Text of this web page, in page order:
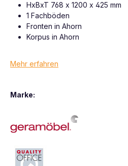
HxBxT 768 x 1200 x 425 mm
1 Fachböden
Fronten in Ahorn
Korpus in Ahorn
Mehr erfahren
Marke: